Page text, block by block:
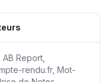
Report,
rendu.fr, Mot-